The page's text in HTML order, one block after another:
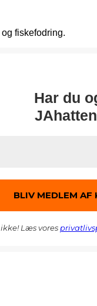
fiskefodring.
Har du
Læs vores